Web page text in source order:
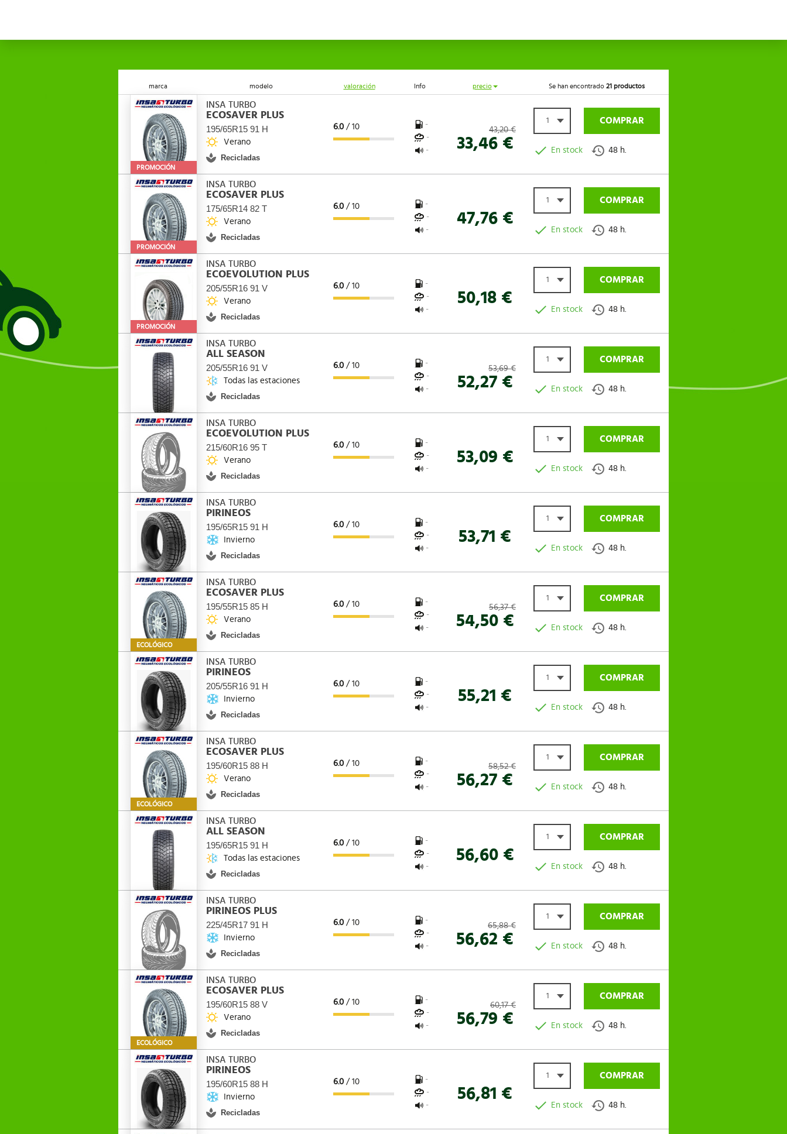
marca modelo valoración Info precio Se han encontrado 21 productos
PROMOCIÓN
INSA TURBO
ECOSAVER PLUS
195/65R15 91 H
Verano
Recicladas
6.0/ 10
-
-
-
43,20 €
33,46 €
1 COMPRAR
En stock 48 h.
PROMOCIÓN
INSA TURBO
ECOSAVER PLUS
175/65R14 82 T
Verano
Recicladas
6.0/ 10
-
-
-
47,76 €
1 COMPRAR
En stock 48 h.
PROMOCIÓN
INSA TURBO
ECOEVOLUTION PLUS
205/55R16 91 V
Verano
Recicladas
6.0/ 10
-
-
-
50,18 €
1 COMPRAR
En stock 48 h.
INSA TURBO
ALL SEASON
205/55R16 91 V
Todas las estaciones
Recicladas
6.0/ 10
-
-
-
53,69 €
52,27 €
1 COMPRAR
En stock 48 h.
INSA TURBO
ECOEVOLUTION PLUS
215/60R16 95 T
Verano
Recicladas
6.0/ 10
-
-
-
53,09 €
1 COMPRAR
En stock 48 h.
INSA TURBO
PIRINEOS
195/65R15 91 H
Invierno
Recicladas
6.0/ 10
-
-
-
53,71 €
1 COMPRAR
En stock 48 h.
ECOLÓGICO
INSA TURBO
ECOSAVER PLUS
195/55R15 85 H
Verano
Recicladas
6.0/ 10
-
-
-
56,37 €
54,50 €
1 COMPRAR
En stock 48 h.
INSA TURBO
PIRINEOS
205/55R16 91 H
Invierno
Recicladas
6.0/ 10
-
-
-
55,21 €
1 COMPRAR
En stock 48 h.
ECOLÓGICO
INSA TURBO
ECOSAVER PLUS
195/60R15 88 H
Verano
Recicladas
6.0/ 10
-
-
-
58,52 €
56,27 €
1 COMPRAR
En stock 48 h.
INSA TURBO
ALL SEASON
195/65R15 91 H
Todas las estaciones
Recicladas
6.0/ 10
-
-
-
56,60 €
1 COMPRAR
En stock 48 h.
INSA TURBO
PIRINEOS PLUS
225/45R17 91 H
Invierno
Recicladas
6.0/ 10
-
-
-
65,88 €
56,62 €
1 COMPRAR
En stock 48 h.
ECOLÓGICO
INSA TURBO
ECOSAVER PLUS
195/60R15 88 V
Verano
Recicladas
6.0/ 10
-
-
-
60,17 €
56,79 €
1 COMPRAR
En stock 48 h.
INSA TURBO
PIRINEOS
195/60R15 88 H
Invierno
Recicladas
6.0/ 10
-
-
-
56,81 €
1 COMPRAR
En stock 48 h.